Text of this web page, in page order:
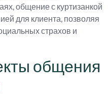
общение с куртизанкой
для клиента, позволяя
страхов и
общения